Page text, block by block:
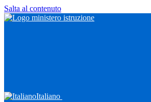
Salta al contenuto
Italiano